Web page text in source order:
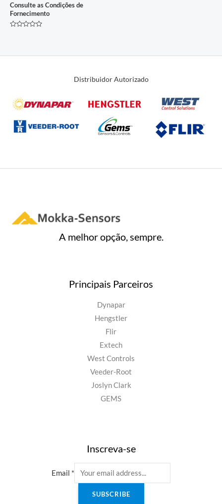
Consulte as Condições de
Fornecimento
Distribuidor Autorizado
A melhor opção, sempre.
Principais Parceiros
Dynapar
Hengstler
Flir
Extech
West Controls
Veeder-Root
Joslyn Clark
GEMS
Inscreva-se
Email *
SUBSCRIBE